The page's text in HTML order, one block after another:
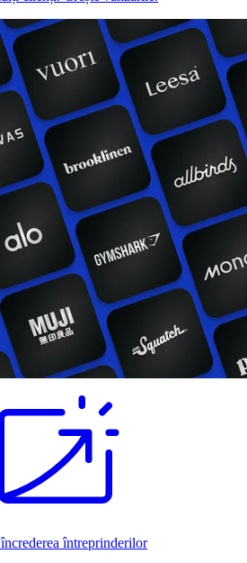
întreprinderilor